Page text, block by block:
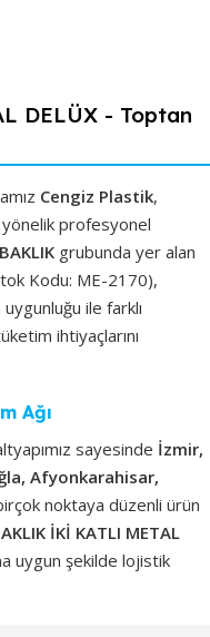
DELÜX - Toptan
Cengiz Plastik,
yönelik profesyonel
grubunda yer alan
Kodu: ME-2170),
uygunluğu ile farklı
ihtiyaçlarını
Ağı
sayesinde İzmir,
Afyonkarahisar,
noktaya düzenli ürün
İKİ KATLI METAL
uygun şekilde lojistik